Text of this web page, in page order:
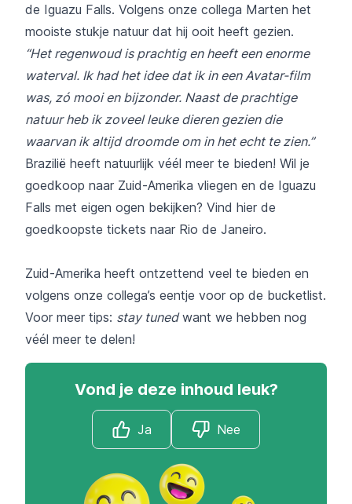
de Iguazu Falls. Volgens onze collega Marten het
mooiste stukje natuur dat hij ooit heeft gezien.
“Het regenwoud is prachtig en heeft een enorme
waterval. Ik had het idee dat ik in een Avatar-film
was, zó mooi en bijzonder. Naast de prachtige
natuur heb ik zoveel leuke dieren gezien die
waarvan ik altijd droomde om in het echt te zien.”
Brazilië heeft natuurlijk véél meer te bieden! Wil je
goedkoop naar Zuid-Amerika vliegen en de Iguazu
Falls met eigen ogen bekijken? Vind hier de
goedkoopste tickets naar Rio de Janeiro.
Zuid-Amerika heeft ontzettend veel te bieden en
volgens onze collega’s eentje voor op de bucketlist.
Voor meer tips: stay tunedwant we hebben nog
véél meer te delen!
Vond je deze inhoud leuk?
Ja Nee